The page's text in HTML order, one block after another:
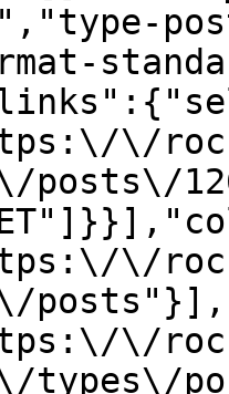
\/
posts\/
\/
\/
types\/